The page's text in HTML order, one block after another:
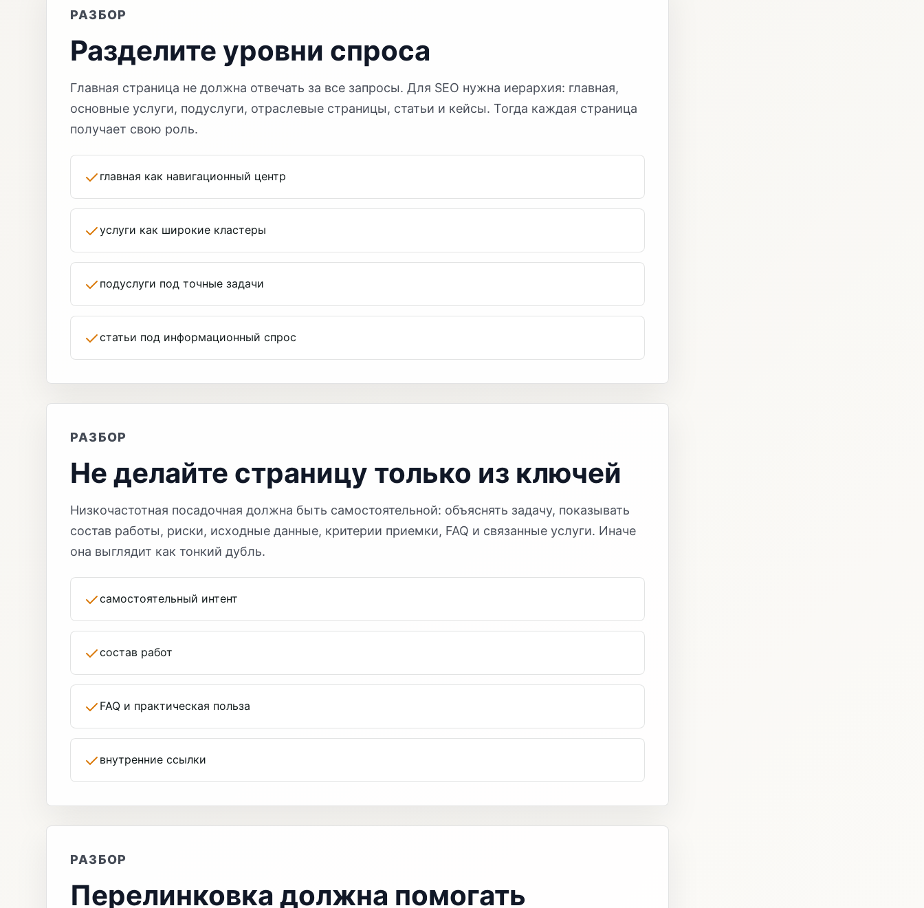
РАЗБОР
Разделите уровни спроса
Главная страница не должна отвечать за все запросы. Для SEO нужна иерархия: главная,
основные услуги, подуслуги, отраслевые страницы, статьи и кейсы. Тогда каждая страница
получает свою роль.
главная как навигационный центр
услуги как широкие кластеры
подуслуги под точные задачи
статьи под информационный спрос
РАЗБОР
Не делайте страницу только из ключей
Низкочастотная посадочная должна быть самостоятельной: объяснять задачу, показывать
состав работы, риски, исходные данные, критерии приемки, FAQ и связанные услуги. Иначе
она выглядит как тонкий дубль.
самостоятельный интент
состав работ
FAQ и практическая польза
внутренние ссылки
РАЗБОР
Перелинковка должна помогать